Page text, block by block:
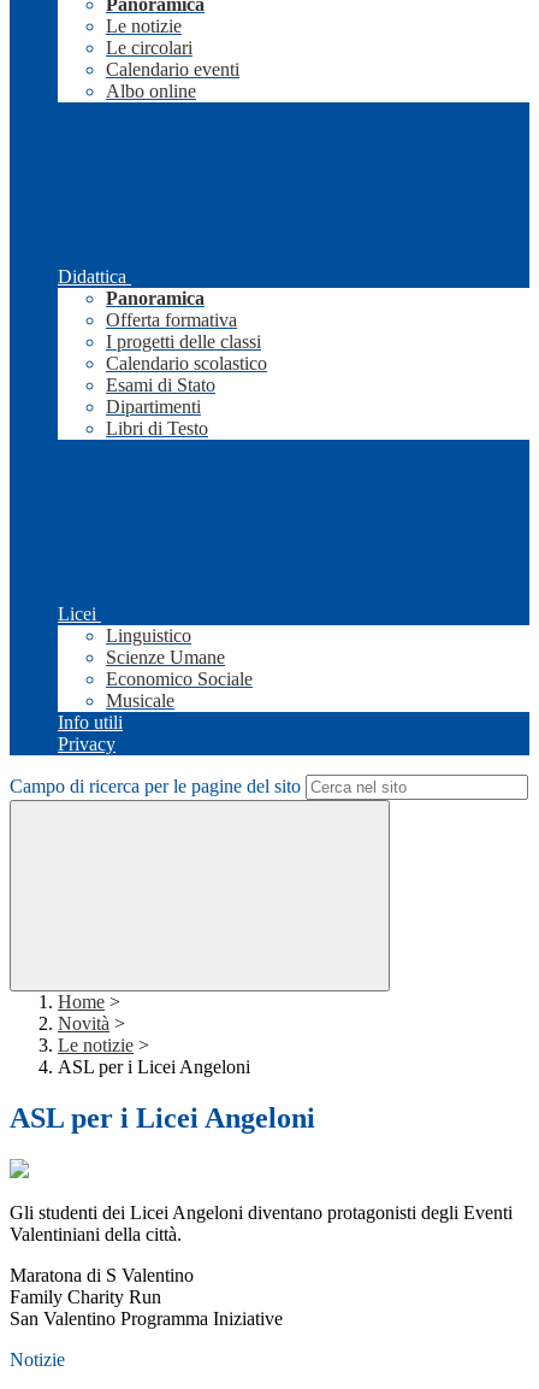
Panoramica
Le notizie
Le circolari
Calendario eventi
Albo online
Didattica
Panoramica
Offerta formativa
I progetti delle classi
Calendario scolastico
Esami di Stato
Dipartimenti
Libri di Testo
Licei
Linguistico
Scienze Umane
Economico Sociale
Musicale
Info utili
Privacy
Campo di ricerca per le pagine del sito
Home >
Novità >
Le notizie >
ASL per i Licei Angeloni
ASL per i Licei Angeloni
Gli studenti dei Licei Angeloni diventano protagonisti degli Eventi
Valentiniani della città.
Maratona di S Valentino
Family Charity Run
San Valentino Programma Iniziative
Notizie